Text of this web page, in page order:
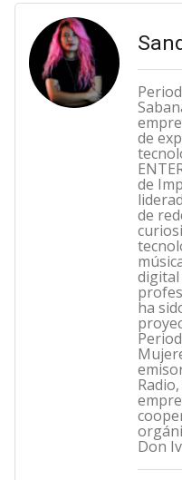
de
de
de
digital
ha
Don